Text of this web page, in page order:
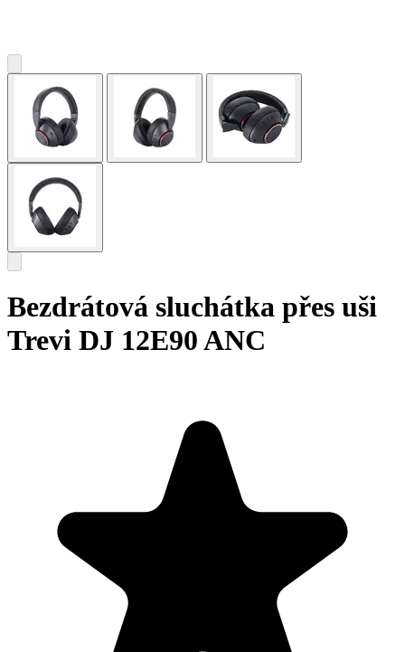
Bezdrátová sluchátka přes uši
Trevi DJ 12E90 ANC